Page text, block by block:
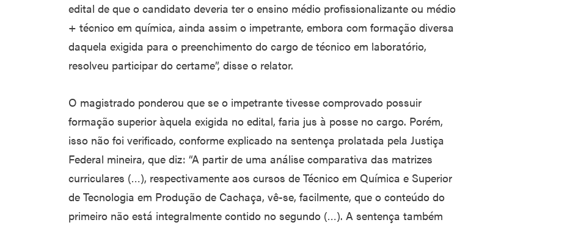
edital de que o candidato deveria ter o ensino médio profissionalizante ou médio
+ técnico em química, ainda assim o impetrante, embora com formação diversa
daquela exigida para o preenchimento do cargo de técnico em laboratório,
resolveu participar do certame”, disse o relator.
O magistrado ponderou que se o impetrante tivesse comprovado possuir
formação superior àquela exigida no edital, faria jus à posse no cargo. Porém,
isso não foi verificado, conforme explicado na sentença prolatada pela Justiça
Federal mineira, que diz: “A partir de uma análise comparativa das matrizes
curriculares (…), respectivamente aos cursos de Técnico em Química e Superior
de Tecnologia em Produção de Cachaça, vê-se, facilmente, que o conteúdo do
primeiro não está integralmente contido no segundo (…). A sentença também